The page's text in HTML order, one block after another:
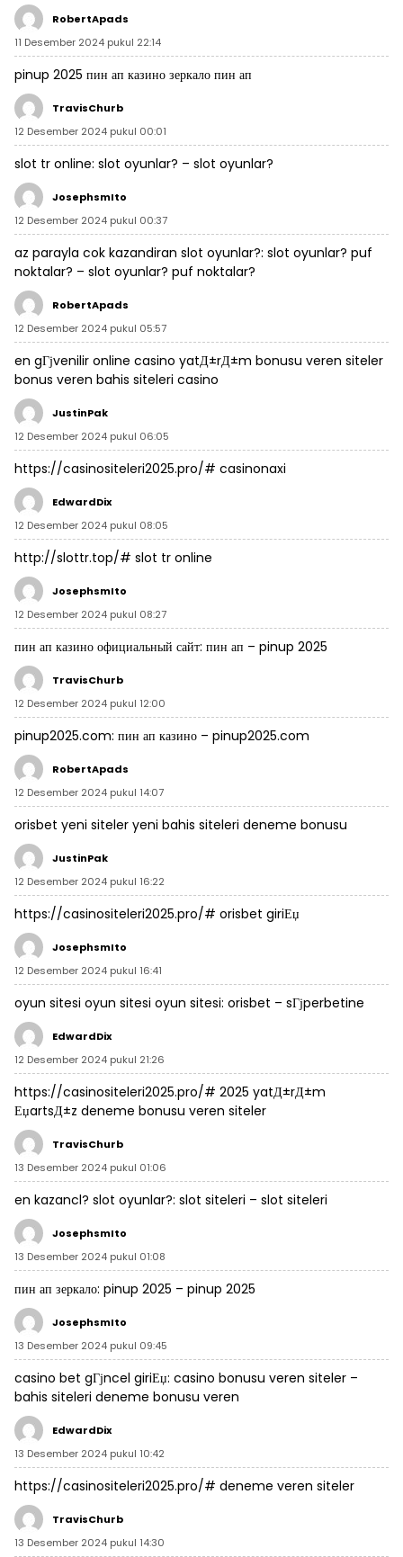
RobertApads
11 Desember 2024 pukul 22:14
pinup 2025 пин ап казино зеркало пин ап
TravisChurb
12 Desember 2024 pukul 00:01
slot tr online: slot oyunlar? – slot oyunlar?
JosephsmIto
12 Desember 2024 pukul 00:37
az parayla cok kazandiran slot oyunlar?: slot oyunlar? puf
noktalar? – slot oyunlar? puf noktalar?
RobertApads
12 Desember 2024 pukul 05:57
en gГјvenilir online casino yatД±rД±m bonusu veren siteler
bonus veren bahis siteleri casino
JustinPak
12 Desember 2024 pukul 06:05
https://casinositeleri2025.pro/# casinonaxi
EdwardDix
12 Desember 2024 pukul 08:05
http://slottr.top/# slot tr online
JosephsmIto
12 Desember 2024 pukul 08:27
пин ап казино официальный сайт: пин ап – pinup 2025
TravisChurb
12 Desember 2024 pukul 12:00
pinup2025.com: пин ап казино – pinup2025.com
RobertApads
12 Desember 2024 pukul 14:07
orisbet yeni siteler yeni bahis siteleri deneme bonusu
JustinPak
12 Desember 2024 pukul 16:22
https://casinositeleri2025.pro/# orisbet giriЕџ
JosephsmIto
12 Desember 2024 pukul 16:41
oyun sitesi oyun sitesi oyun sitesi: orisbet – sГјperbetine
EdwardDix
12 Desember 2024 pukul 21:26
https://casinositeleri2025.pro/# 2025 yatД±rД±m
ЕџartsД±z deneme bonusu veren siteler
TravisChurb
13 Desember 2024 pukul 01:06
en kazancl? slot oyunlar?: slot siteleri – slot siteleri
JosephsmIto
13 Desember 2024 pukul 01:08
пин ап зеркало: pinup 2025 – pinup 2025
JosephsmIto
13 Desember 2024 pukul 09:45
casino bet gГјncel giriЕџ: casino bonusu veren siteler –
bahis siteleri deneme bonusu veren
EdwardDix
13 Desember 2024 pukul 10:42
https://casinositeleri2025.pro/# deneme veren siteler
TravisChurb
13 Desember 2024 pukul 14:30